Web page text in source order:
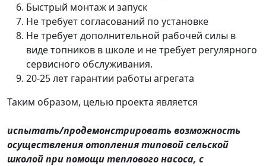
Быстрый монтаж и запуск
Не требует согласований по установке
Не требует дополнительной рабочей силы в
виде топников в школе и не требует регулярного
сервисного обслуживания.
20-25 лет гарантии работы агрегата
Таким образом, целью проекта является
испытать/продемонстрировать возможность
осуществления отопления типовой сельской
школой при помощи теплового насоса, с